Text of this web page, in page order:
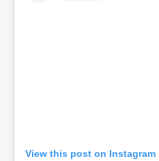
View this post on Instagram